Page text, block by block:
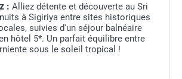
: Alliez détente et découverte au Sri
à Sigiriya entre sites historiques
suivies d'un séjour balnéaire
hôtel 5*. Un parfait équilibre entre
sous le soleil tropical !